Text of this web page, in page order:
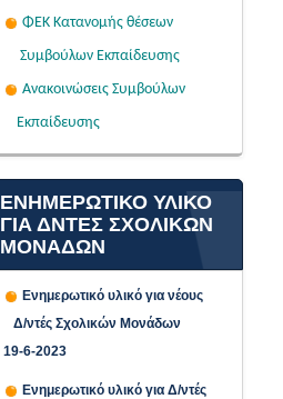
ΦΕΚ Κατανομής θέσεων
Συμβούλων Εκπαίδευσης
Ανακοινώσεις Συμβούλων
Εκπαίδευσης
ΕΝΗΜΕΡΩΤΙΚΟ ΥΛΙΚΟ
ΓΙΑ ΔΝΤΕΣ ΣΧΟΛΙΚΩΝ
ΜΟΝΑΔΩΝ
Ενημερωτικό υλικό για νέους
Δ/ντές Σχολικών Μονάδων
19-6-2023
Ενημερωτικό υλικό για Δ/ντές
Προθεσμία υποβολής